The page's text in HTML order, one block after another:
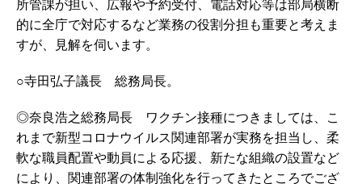
所管課が担い、広報や予約受付、電話対応等は部局横断
的に全庁で対応するなど業務の役割分担も重要と考えま
すが、見解を伺います。
○寺田弘子議長 総務局長。
◎奈良浩之総務局長 ワクチン接種につきましては、こ
れまで新型コロナウイルス関連部署が実務を担当し、柔
軟な職員配置や動員による応援、新たな組織の設置など
により、関連部署の体制強化を行ってきたところでござ